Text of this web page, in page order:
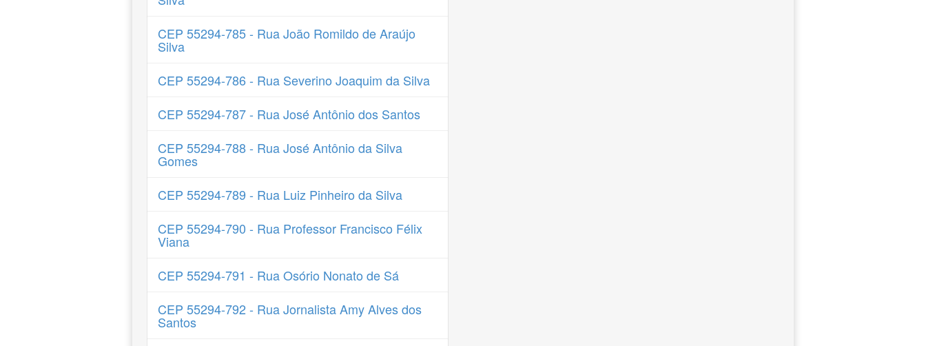
CEP 55294-785 - Rua João Romildo de Araújo
Silva
CEP 55294-786 - Rua Severino Joaquim da Silva
CEP 55294-787 - Rua José Antônio dos Santos
CEP 55294-788 - Rua José Antônio da Silva
Gomes
CEP 55294-789 - Rua Luiz Pinheiro da Silva
CEP 55294-790 - Rua Professor Francisco Félix
Viana
CEP 55294-791 - Rua Osório Nonato de Sá
CEP 55294-792 - Rua Jornalista Amy Alves dos
Santos